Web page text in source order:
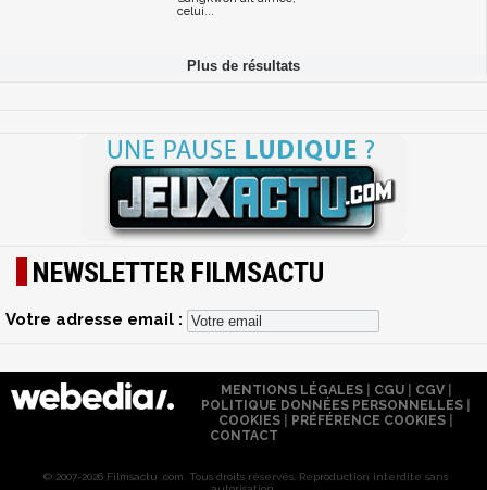
celui...
NEWSLETTER FILMSACTU
Votre adresse email :
MENTIONS LÉGALES| CGU| CGV|
POLITIQUE DONNÉES PERSONNELLES
COOKIES
PRÉFÉRENCE COOKIES
CONTACT
© 2007-2026 Filmsactu .com. Tous droits réservés. Reproduction interdite sans